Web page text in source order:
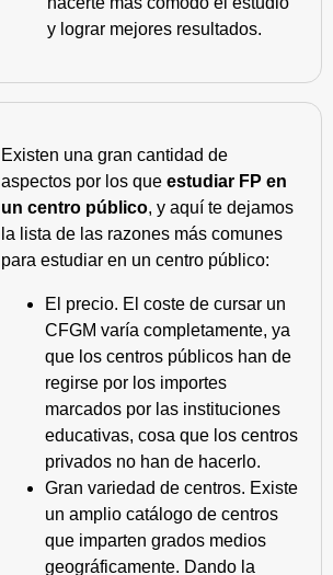
y lograr mejores resultados.
Existen una gran cantidad de
aspectos por los que estudiar FP en
un centro público, y aquí te dejamos
la lista de las razones más comunes
para estudiar en un centro público:
El precio. El coste de cursar un
CFGM varía completamente, ya
que los centros públicos han de
regirse por los importes
marcados por las instituciones
educativas, cosa que los centros
privados no han de hacerlo.
Gran variedad de centros. Existe
un amplio catálogo de centros
que imparten grados medios
geográficamente. Dando la